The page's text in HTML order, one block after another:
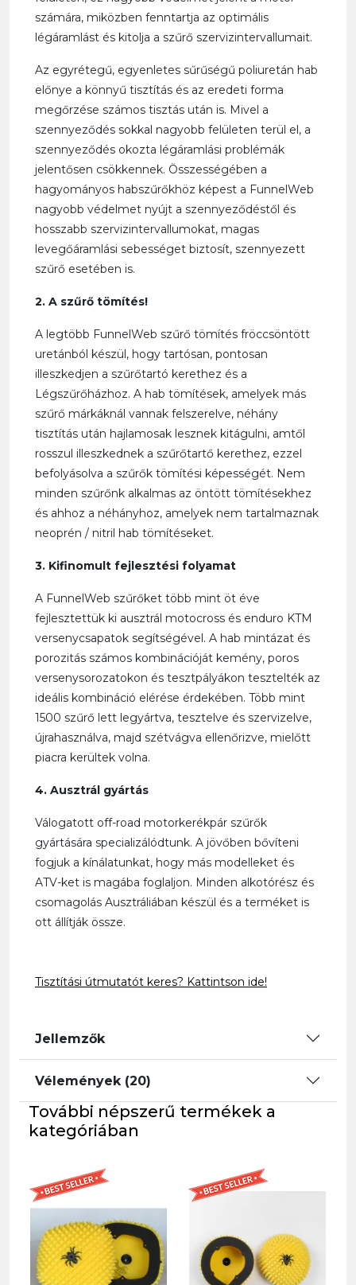
számára, miközben fenntartja az optimális
légáramlást és kitolja a szűrő szervizintervallumait.
Az egyrétegű, egyenletes sűrűségű poliuretán hab
előnye a könnyű tisztítás és az eredeti forma
megőrzése számos tisztás után is. Mivel a
szennyeződés sokkal nagyobb felületen terül el, a
szennyeződés okozta légáramlási problémák
jelentősen csökkennek. Összességében a
hagyományos habszűrőkhöz képest a FunnelWeb
nagyobb védelmet nyújt a szennyeződéstől és
hosszabb szervizintervallumokat, magas
levegőáramlási sebességet biztosít, szennyezett
szűrő esetében is.
2. A szűrő tömítés!
A legtöbb FunnelWeb szűrő tömítés fröccsöntött
uretánból készül, hogy tartósan, pontosan
illeszkedjen a szűrőtartó kerethez és a
Légszűrőházhoz. A hab tömítések, amelyek más
szűrő márkáknál vannak felszerelve, néhány
tisztítás után hajlamosak lesznek kitágulni, amtől
rosszul illeszkednek a szűrőtartő kerethez, ezzel
befolyásolva a szűrők tömítési képességét. Nem
minden szűrőnk alkalmas az öntött tömítésekhez
és ahhoz a néhányhoz, amelyek nem tartalmaznak
neoprén / nitril hab tömítéseket.
3. Kifinomult fejlesztési folyamat
A FunnelWeb szűrőket több mint öt éve
fejlesztettük ki ausztrál motocross és enduro KTM
versenycsapatok segítségével. A hab mintázat és
porozitás számos kombinációját kemény, poros
versenysorozatokon és tesztpályákon tesztelték az
ideális kombináció elérése érdekében. Több mint
1500 szűrő lett legyártva, tesztelve és szervizelve,
újrahasználva, majd szétvágva ellenőrizve, mielőtt
piacra kerültek volna.
4. Ausztrál gyártás
Válogatott off-road motorkerékpár szűrők
gyártására specializálódtunk. A jövőben bővíteni
fogjuk a kínálatunkat, hogy más modelleket és
ATV-ket is magába foglaljon. Minden alkotórész és
csomagolás Ausztráliában készül és a terméket is
ott állítják össze.
Tisztítási útmutatót keres? Kattintson ide!
Jellemzők
Vélemények (20)
További népszerű termékek a
kategóriában